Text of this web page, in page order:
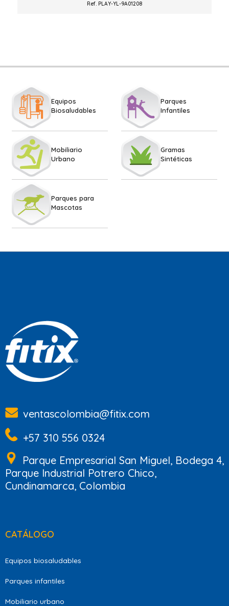
Ref. PLAY-YL-9A01208
Equipos
Biosaludables
Parques
Infantiles
Mobiliario
Urbano
Gramas
Sintéticas
Parques para
Mascotas
ventascolombia@fitix.com
+57 310 556 0324
Parque Empresarial San Miguel, Bodega 4,
Parque Industrial Potrero Chico,
Cundinamarca, Colombia
CATÁLOGO
Equipos biosaludables
Parques infantiles
Mobiliario urbano